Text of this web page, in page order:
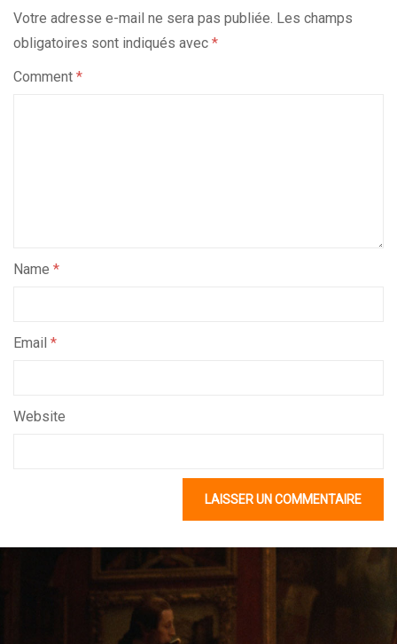
Votre adresse e-mail ne sera pas publiée. Les champs
obligatoires sont indiqués avec *
Comment *
Name *
Email *
Website